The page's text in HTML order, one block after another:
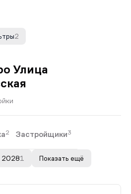
2
Улица
2 Застройщики3
20281 Показать ещё